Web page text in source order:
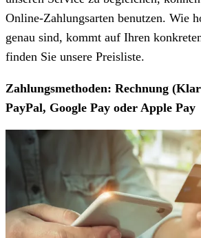
Online-Zahlungsarten benutzen. Wie
genau sind, kommt auf Ihren
finden Sie unsere Preisliste.
Zahlungsmethoden: Rechnung
PayPal, Google Pay oder Apple Pay